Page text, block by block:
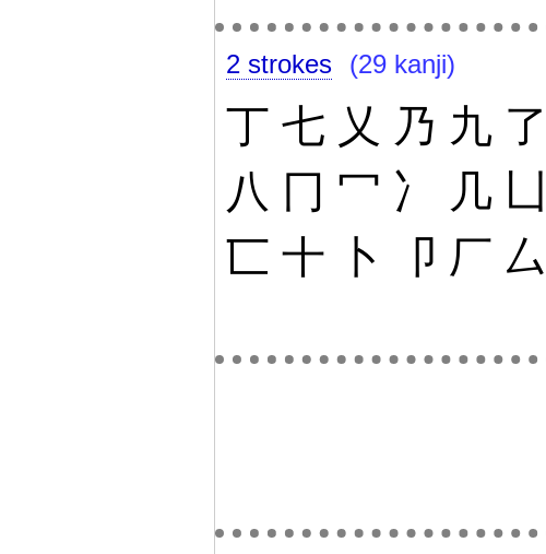
2 strokes (29 kanji)
丁 七 乂 乃 九 了
八 冂 冖 冫 几 凵
匸 十 卜 卩 厂 厶